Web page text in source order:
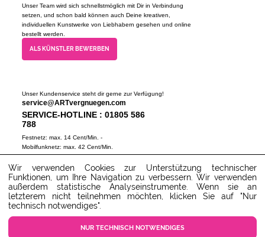
Unser Team wird sich schnellstmöglich mit Dir in Verbindung
setzen, und schon bald können auch Deine kreativen,
individuellen Kunstwerke von Liebhabern gesehen und online
bestellt werden.
ALS KÜNSTLER BEWERBEN
Unser Kundenservice steht dir gerne zur Verfügung!
service@ARTvergnuegen.com
SERVICE-HOTLINE : 01805 586
788
Festnetz: max. 14 Cent/Min. -
Mobilfunknetz: max. 42 Cent/Min.
(Mo-Do 9-18 Uhr, Fr 9-16 Uhr)
ZUM SERVICECENTER
Wir verwenden Cookies zur Unterstützung technischer
Funktionen, um Ihre Navigation zu verbessern. Wir verwenden
außerdem statistische Analyseinstrumente. Wenn sie an
letzterem nicht teilnehmen möchten, klicken Sie auf "Nur
technisch notwendiges".
NUR TECHNISCH NOTWENDIGES